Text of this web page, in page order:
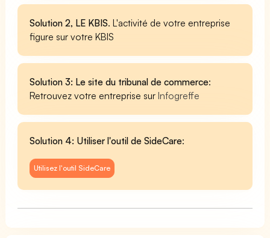
Solution 2, LE KBIS. L'activité de votre entreprise
figure sur votre KBIS
Solution 3: Le site du tribunal de commerce:
Retrouvez votre entreprise surInfogreffe
Solution 4: Utiliser l'outil de SideCare:
Utilisez l'outil SideCare